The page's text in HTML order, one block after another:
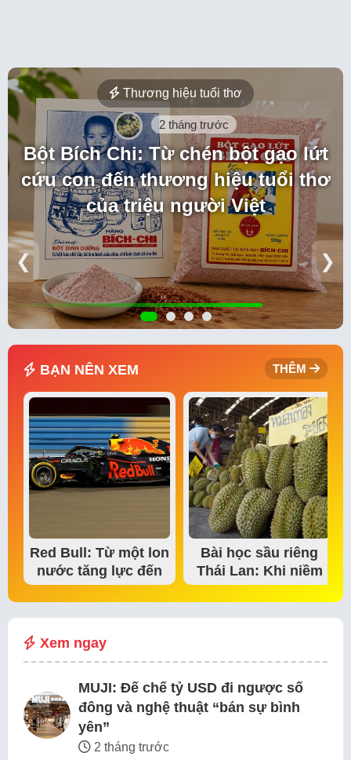
Thương hiệu tuổi thơ
2 tháng trước
Bột Bích Chi: Từ chén bột gạo lứt
cứu con đến thương hiệu tuổi thơ
của triệu người Việt
❮ ❯
BẠN NÊN XEM THÊM
Red Bull: Từ một lon
nước tăng lực đến
đế chế thể…
Bài học sầu riêng
Thái Lan: Khi niềm
tin thị trường bắt…
Xem ngay
MUJI: Đế chế tỷ USD đi ngược số
đông và nghệ thuật “bán sự bình
yên”
2 tháng trước